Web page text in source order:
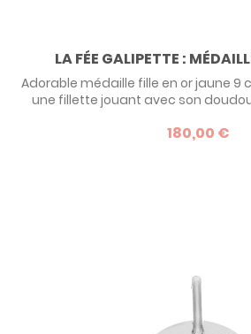
LA FÉE GALIPETTE :
Adorable médaille fille en or jaune 9
une fillette jouant avec son
portera durant toute son
180,00 €